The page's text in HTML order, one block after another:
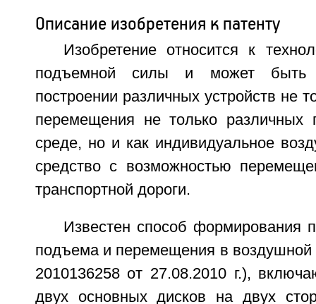
Описание изобретения к патенту
Изобретение относится к
подъемной силы и может быть
построении различных устройств не
перемещения не только различных
среде, но и как индивидуальное
средство с возможностью
транспортной дороги.
Известен способ формирования
подъема и перемещения в
2010136258 от 27.08.2010 г.),
двух основных дисков на двух